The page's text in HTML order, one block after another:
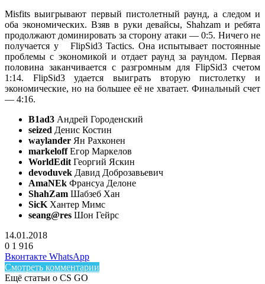
Misfits выигрывают первый пистолетный раунд, а следом и
оба экономических. Взяв в руки девайсы, Shahzam и ребята
продолжают доминировать за сторону атаки — 0:5. Ничего не
получается у FlipSid3 Tactics. Она испытывает постоянные
проблемы с экономикой и отдает раунд за раундом. Первая
половина заканчивается с разгромным для FlipSid3 счетом
1:14. FlipSid3 удается выиграть вторую пистолетку и
экономические, но на большее её не хватает. Финальный счет
— 4:16.
B1ad3 Андрей Городенский
seized Денис Костин
waylander Ян Рахконен
markeloffЕгор Маркелов
WorldEdit Георгий Яскин
devoduvek Давид Доброзавьевич
AmaNEk Франсуа Делоне
ShahZam Шабзеб Хан
SicK Хантер Мимс
seang@res Шон Гейрс
14.01.2018
0 1 916
Facebook
Twitter
LinkedIn
Вконтакте WhatsAppTelegram
Смотреть комментарии
Ещё статьи о CS GO